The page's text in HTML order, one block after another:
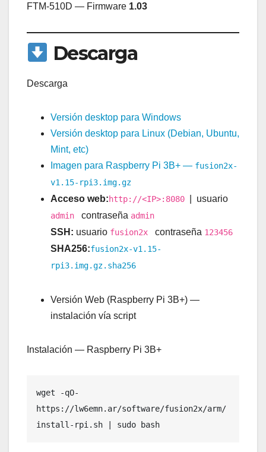
FTM-510D — Firmware 1.03
Descarga
Descarga
Versión desktop para Windows
Versión desktop para Linux (Debian, Ubuntu,
Mint, etc)
Imagen para Raspberry Pi 3B+ — fusion2x-
v1.15-rpi3.img.gz
Acceso web:http://<IP>:8080 | usuario
admin contraseña admin
SSH: usuario fusion2x contraseña 123456
SHA256:fusion2x-v1.15-
rpi3.img.gz.sha256
Versión Web (Raspberry Pi 3B+) —
instalación vía script
Instalación — Raspberry Pi 3B+
wget -qO-
https://lw6emn.ar/software/fusion2x/arm/
install-rpi.sh | sudo bash